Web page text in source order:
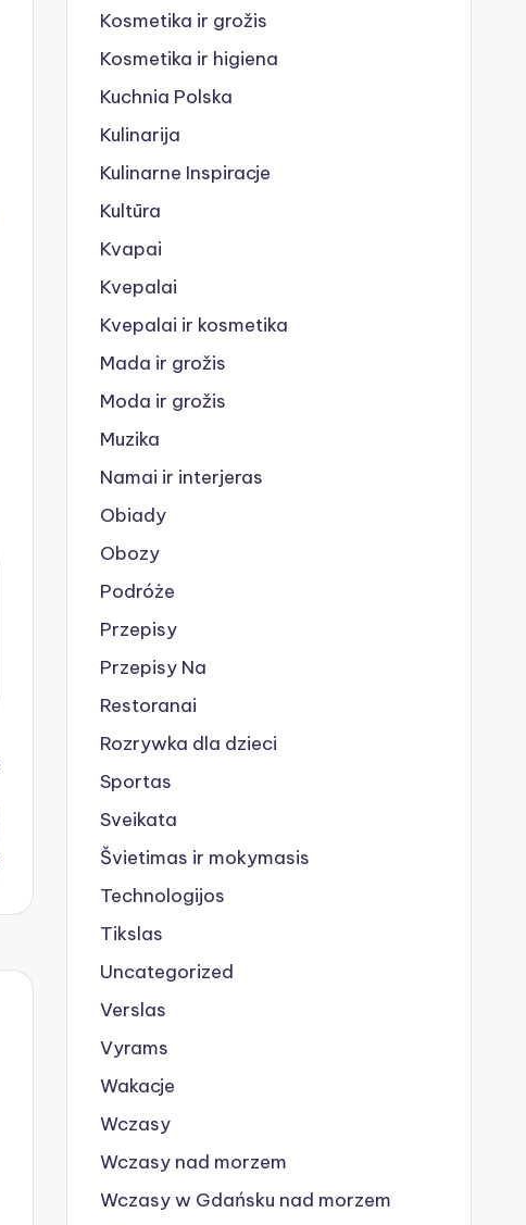
Kosmetika ir grožis
Kosmetika ir higiena
Kuchnia Polska
Kulinarija
Kulinarne Inspiracje
Kultūra
Kvapai
Kvepalai
Kvepalai ir kosmetika
Mada ir grožis
Moda ir grožis
Muzika
Namai ir interjeras
Obiady
Obozy
Podróże
Przepisy
Przepisy Na
Restoranai
Rozrywka dla dzieci
Sportas
Sveikata
Švietimas ir mokymasis
Technologijos
Tikslas
Uncategorized
Verslas
Vyrams
Wakacje
Wczasy
Wczasy nad morzem
Wczasy w Gdańsku nad morzem